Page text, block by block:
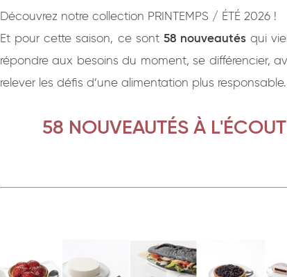
Découvrez notre collection PRINTEMPS / ÉTÉ 2026 !
Et pour cette saison, ce sont 58 nouveautés qui
répondre aux besoins du moment, se différencier,
relever les défis d’une alimentation plus responsable.
58 NOUVEAUTÉS À